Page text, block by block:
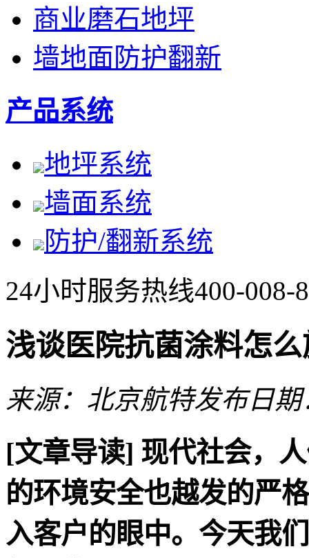
商业磨石地坪
墙地面防护翻新
产品系统
地坪系统
墙面系统
防护/翻新系统
24小时服务热线400-008-
浅谈医院抗菌涂料怎
来源：北京航特发布日期
[文章导读] 现代社会，
的环境安全也越发的严
入客户的眼中。今天我